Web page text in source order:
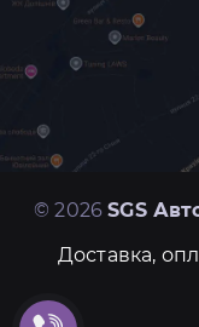
© 2026SGS
Доставка,